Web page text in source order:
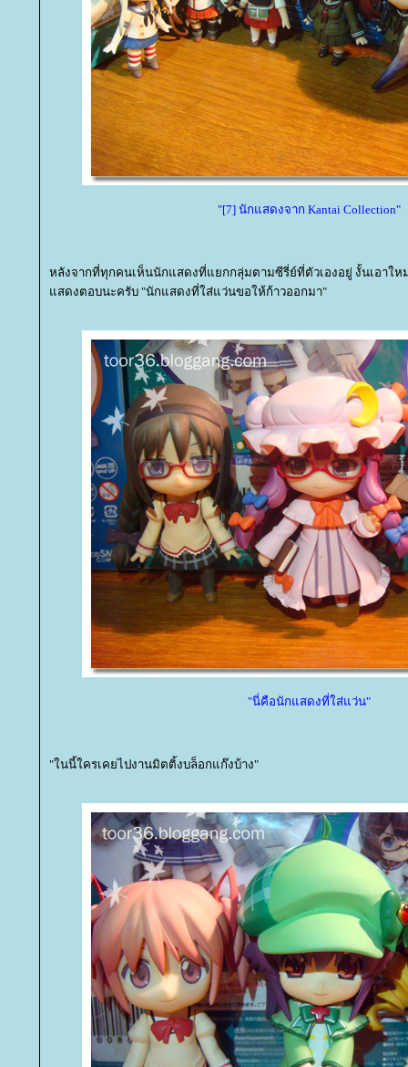
"[7] นักแสดงจาก Kantai Collection"
หลังจากที่ทุกคนเห็นนักแสดงที่แยกกลุ่มตามซีรี่ย์ที่ตัวเองอยู่ งั้นเอาใ
สดงตอบนะครับ "นักแสดงที่ใส่แว่นขอให้ก้าวออกมา"
"นี่คือนักแสดงที่ใส่แว่น"
"ในนี้ใครเคยไปงานมิตติ้งบล็อกแก๊งบ้าง"